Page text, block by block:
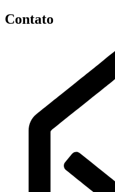
Contato